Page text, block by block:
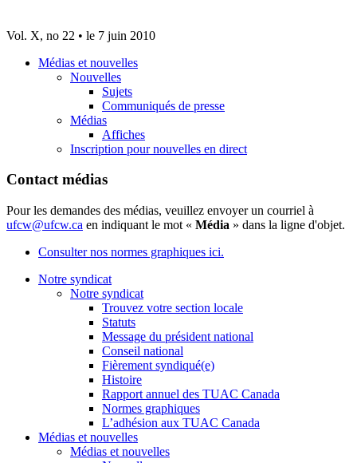
Vol. X, no 22 • le 7 juin 2010
Médias et nouvelles
Nouvelles
Sujets
Communiqués de presse
Médias
Affiches
Inscription pour nouvelles en direct
Contact médias
Pour les demandes des médias, veuillez envoyer un courriel à
ufcw@ufcw.ca en indiquant le mot « Média » dans la ligne d'objet.
Consulter nos normes graphiques ici.
Notre syndicat
Notre syndicat
Trouvez votre section locale
Statuts
Message du président national
Conseil national
Fièrement syndiqué(e)
Histoire
Rapport annuel des TUAC Canada
Normes graphiques
L’adhésion aux TUAC Canada
Médias et nouvelles
Médias et nouvelles